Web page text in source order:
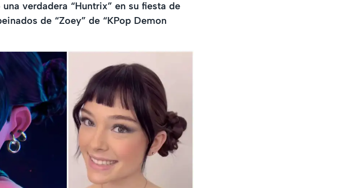
verdadera “Huntrix” en su fiesta de
de “Zoey” de “KPop Demon